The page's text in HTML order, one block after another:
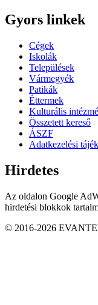
Gyors linkek
Cégek
Iskolák
Települések
Vármegyék
Patikák
Éttermek
Kulturális
Összetett kereső
ÁSZF
Adatkezelési
Hirdetes
Az oldalon Google
hirdetési blokkok
© 2016-2026